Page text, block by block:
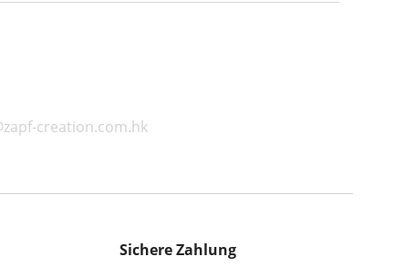
creation.com.hk
Sichere Zahlung